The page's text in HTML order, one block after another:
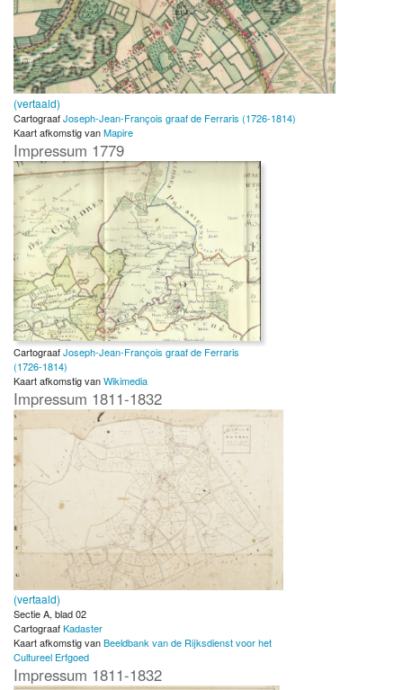
(vertaald)
CartograafJoseph-Jean-François graaf de Ferraris (1726-1814)
Kaart afkomstig vanMapire
Impressum 1779
CartograafJoseph-Jean-François graaf de Ferraris
(1726-1814)
Kaart afkomstig vanWikimedia
Impressum 1811-1832
(vertaald)
Sectie A, blad 02
CartograafKadaster
Kaart afkomstig vanBeeldbank van de Rijksdienst voor het
Cultureel Erfgoed
Impressum 1811-1832